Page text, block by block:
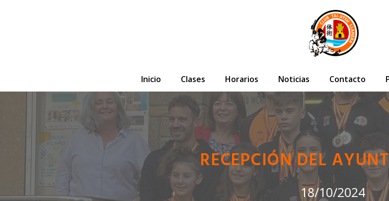
Inicio Clases Horarios Noticias Contacto
RECEPCIÓN DEL
18/10/2024